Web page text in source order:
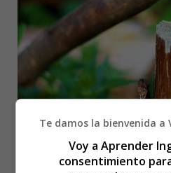
Recursos
Te damos la bienvenida a
Voy a Aprender
consentimiento